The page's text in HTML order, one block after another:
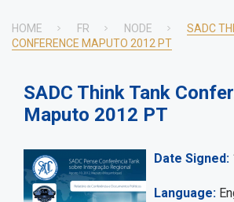
Breadcrumb
HOME FR NODE
SADC
CONFERENCE MAPUTO 2012 PT
SADC Think Tank
Maputo 2012 PT
Date Signed
Language